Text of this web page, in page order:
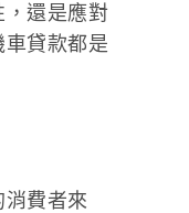
，還是應對
貸款都是
費者來